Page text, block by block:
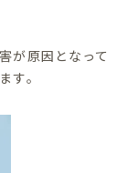
が原因となって
す。